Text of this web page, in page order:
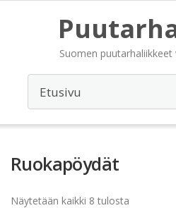
Suomen puutarhaliikkeet
Ruokapöydät
Näytetään kaikki 8 tulosta